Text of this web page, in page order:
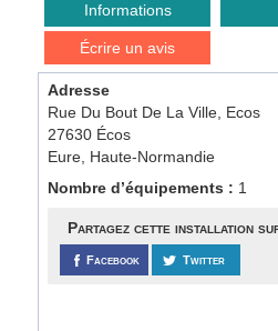
Informations
Écrire un avis
Adresse
Rue Du Bout De La Ville, Ecos
27630 Écos
Eure, Haute-Normandie
Nombre d’équipements : 1
Partagez cette installation
Facebook Twitter